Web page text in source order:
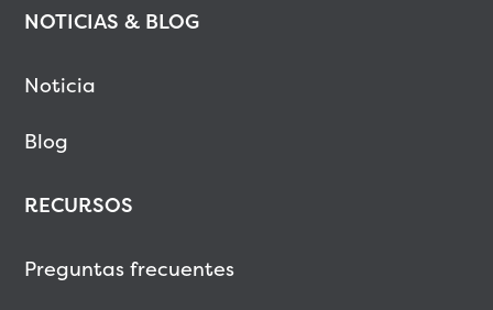
NOTICIAS & BLOG
Noticia
Blog
RECURSOS
Preguntas frecuentes